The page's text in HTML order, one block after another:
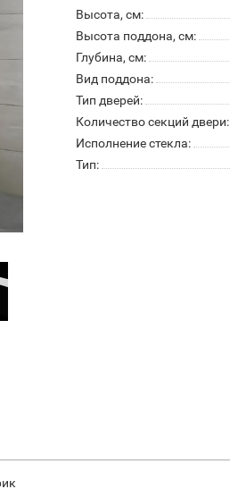
Высота, см:
Высота поддона, см:
Глубина, см:
Вид поддона:
Тип дверей:
Количество секций двери:
Исполнение стекла:
Тип: